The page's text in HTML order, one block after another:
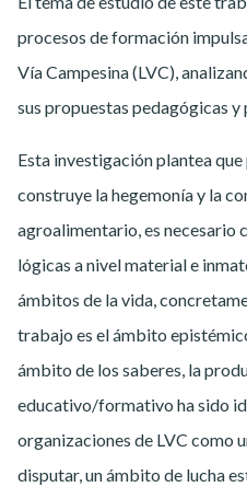
procesos de formación
Vía Campesina (LVC),
sus propuestas pedagógicas y
Esta investigación plantea
construye la hegemonía y la
agroalimentario, es necesario
lógicas a nivel material e
ámbitos de la vida,
trabajo es el ámbito
ámbito de los saberes, la
educativo/formativo ha sido
organizaciones de LVC como
disputar, un ámbito de lucha